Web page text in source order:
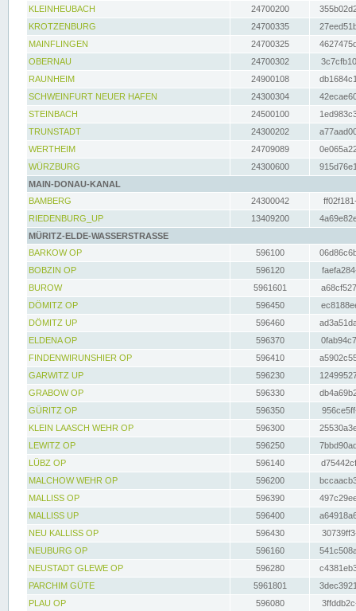
KLEINHEUBACH 24700200
KROTZENBURG
24700335
MAINFLINGEN
24700325
OBERNAU
24700302
RAUNHEIM
24900108
SCHWEINFURT NEUER HAFEN
24300304
STEINBACH
24500100
TRUNSTADT
24300202
WERTHEIM
24709089
WÜRZBURG
24300600
MAIN-DONAU-KANAL
BAMBERG
24300042
RIEDENBURG_UP
13409200
MÜRITZ-ELDE-WASSERSTRASSE
BARKOW OP
596100
BOBZIN OP
596120
BUROW
5961601
DÖMITZ OP
596450
DÖMITZ UP
596460
ELDENA OP
596370
FINDENWIRUNSHIER OP
596410
GARWITZ UP
596230
GRABOW OP
596330
GÜRITZ OP
596350
KLEIN LAASCH WEHR OP
596300
LEWITZ OP
596250
LÜBZ OP
596140
MALCHOW WEHR OP
596200
MALLISS OP
596390
MALLISS UP
596400
NEU KALLISS OP
596430
NEUBURG OP
596160
NEUSTADT GLEWE OP
596280
PARCHIM GÜTE
5961801
PLAU OP
596080